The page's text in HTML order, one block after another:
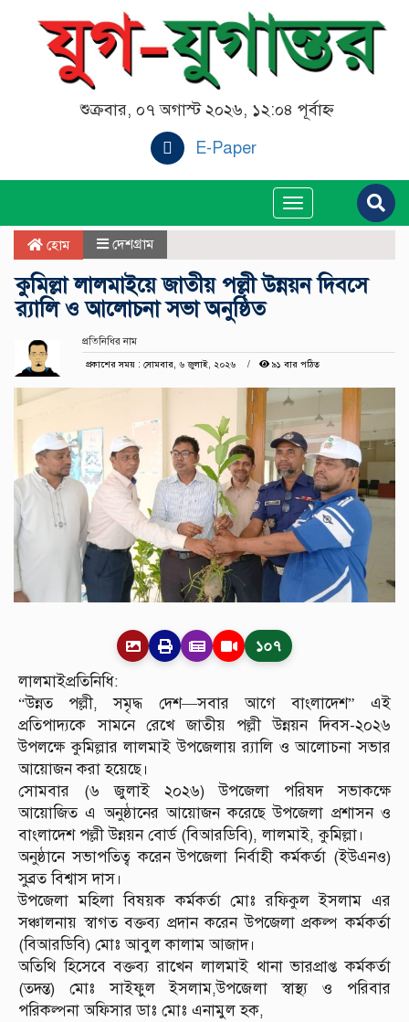
শুক্রবার, ০৭ অগাস্ট ২০২৬, ১২:০৪ পূর্বাহ্ন
E-Paper
Toggle
navigation
হোম দেশগ্রাম
কুমিল্লা লালমাইয়ে জাতীয় পল্লী উন্নয়ন দিবসে
র‍্যালি ও আলোচনা সভা অনুষ্ঠিত
প্রতিনিধির নাম
প্রকাশের সময় : সোমবার, ৬ জুলাই, ২০২৬
৯১ বার পঠিত
১০৭
লালমাইপ্রতিনিধি:
“উন্নত পল্লী, সমৃদ্ধ দেশ—সবার আগে বাংলাদেশ” এই
প্রতিপাদ্যকে সামনে রেখে জাতীয় পল্লী উন্নয়ন দিবস-২০২৬
উপলক্ষে কুমিল্লার লালমাই উপজেলায় র‍্যালি ও আলোচনা সভার
আয়োজন করা হয়েছে।
সোমবার (৬ জুলাই ২০২৬) উপজেলা পরিষদ সভাকক্ষে
আয়োজিত এ অনুষ্ঠানের আয়োজন করেছে উপজেলা প্রশাসন ও
বাংলাদেশ পল্লী উন্নয়ন বোর্ড (বিআরডিবি), লালমাই, কুমিল্লা।
অনুষ্ঠানে সভাপতিত্ব করেন উপজেলা নির্বাহী কর্মকর্তা (ইউএনও)
সুব্রত বিশ্বাস দাস।
উপজেলা মহিলা বিষয়ক কর্মকর্তা মোঃ রফিকুল ইসলাম এর
সঞ্চালনায় স্বাগত বক্তব্য প্রদান করেন উপজেলা প্রকল্প কর্মকর্তা
(বিআরডিবি) মোঃ আবুল কালাম আজাদ।
অতিথি হিসেবে বক্তব্য রাখেন লালমাই থানা ভারপ্রাপ্ত কর্মকর্তা
(তদন্ত) মোঃ সাইফুল ইসলাম,উপজেলা স্বাস্থ্য ও পরিবার
পরিকল্পনা অফিসার ডাঃ মোঃ এনামুল হক,